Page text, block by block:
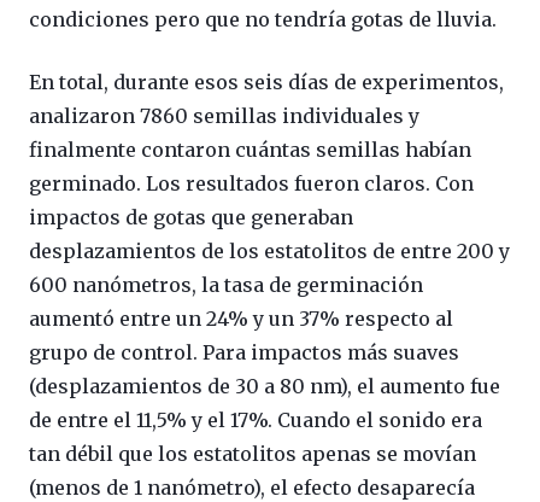
condiciones pero que no tendría gotas de lluvia.
En total, durante esos seis días de experimentos,
analizaron 7860 semillas individuales y
finalmente contaron cuántas semillas habían
germinado. Los resultados fueron claros. Con
impactos de gotas que generaban
desplazamientos de los estatolitos de entre 200 y
600 nanómetros, la tasa de germinación
aumentó entre un 24% y un 37% respecto al
grupo de control. Para impactos más suaves
(desplazamientos de 30 a 80 nm), el aumento fue
de entre el 11,5% y el 17%. Cuando el sonido era
tan débil que los estatolitos apenas se movían
(menos de 1 nanómetro), el efecto desaparecía